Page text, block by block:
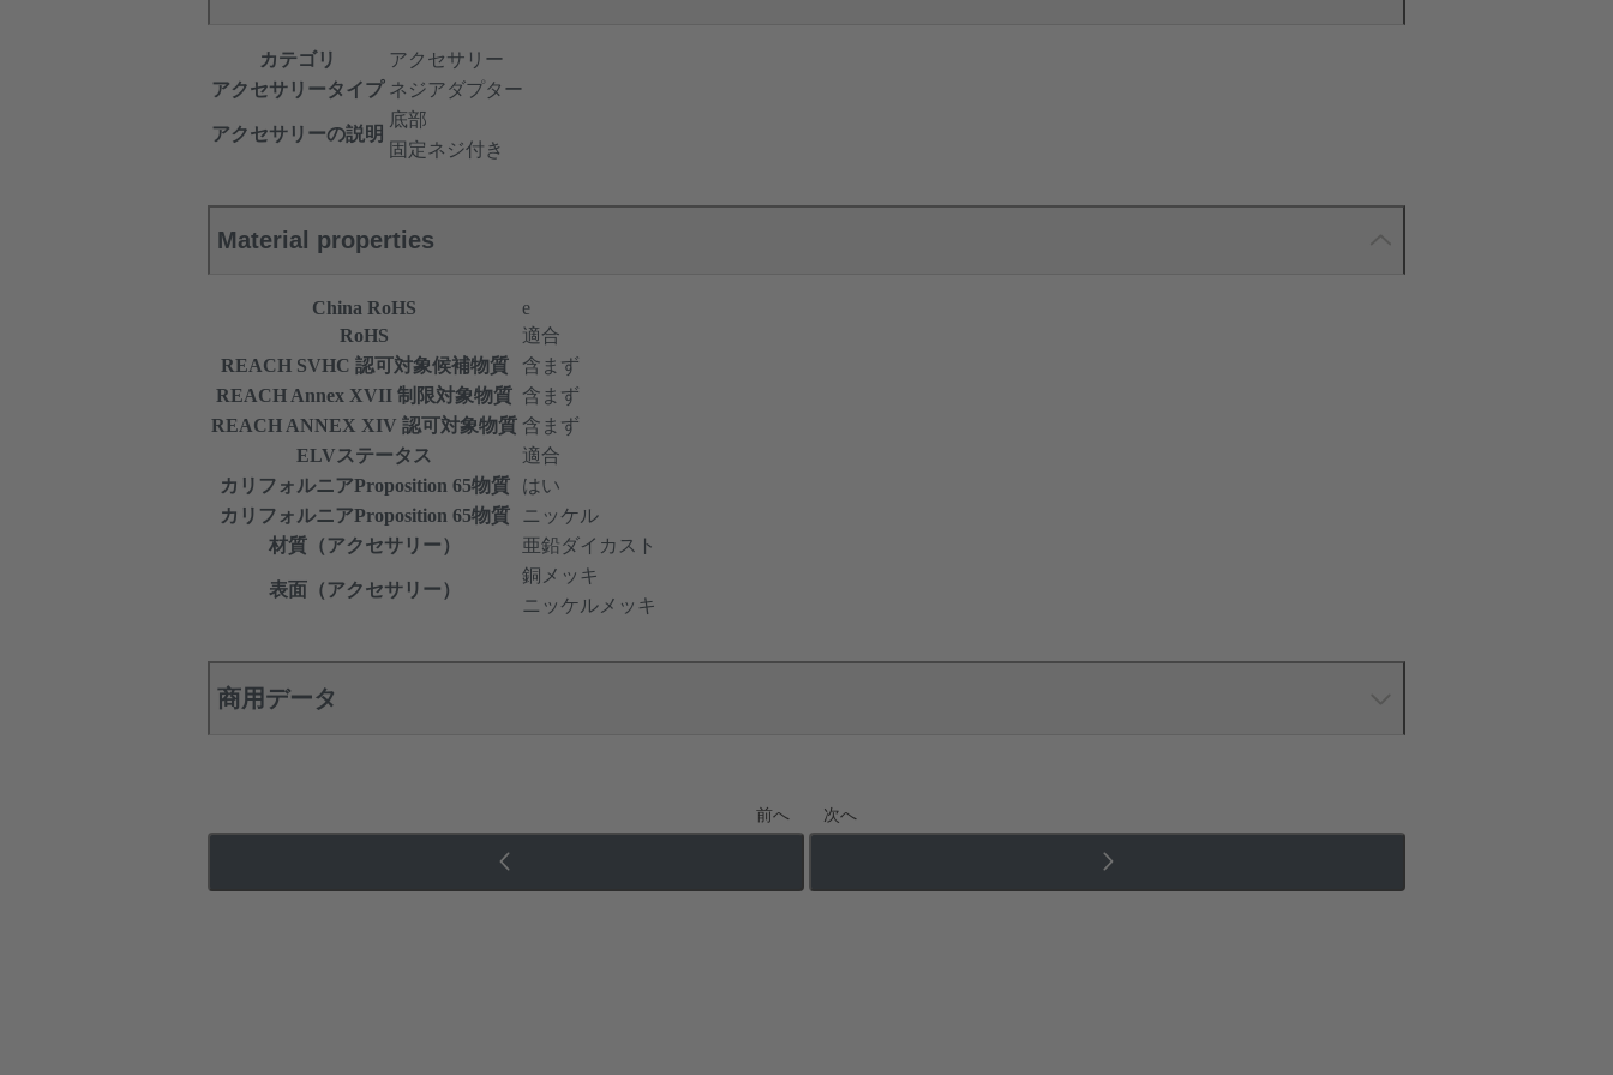
カテゴリ
アクセサリー
アクセサリータイプ ネジアダプター
アクセサリーの説明
底部
固定ネジ付き
Material properties
China RoHS
e
RoHS
適合
REACH SVHC 認可対象候補物質
含まず
REACH Annex XVII 制限対象物質 含まず
REACH ANNEX XIV 認可対象物質 含まず
ELVステータス
適合
カリフォルニアProposition 65物質
はい
カリフォルニアProposition 65物質
ニッケル
材質（アクセサリー）
亜鉛ダイカスト
表面（アクセサリー）
銅メッキ
ニッケルメッキ
商用データ
前へ 次へ